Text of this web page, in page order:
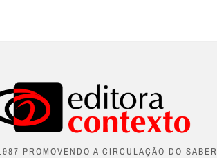
PROMOVENDO A CIRCULAÇÃO DO SABER